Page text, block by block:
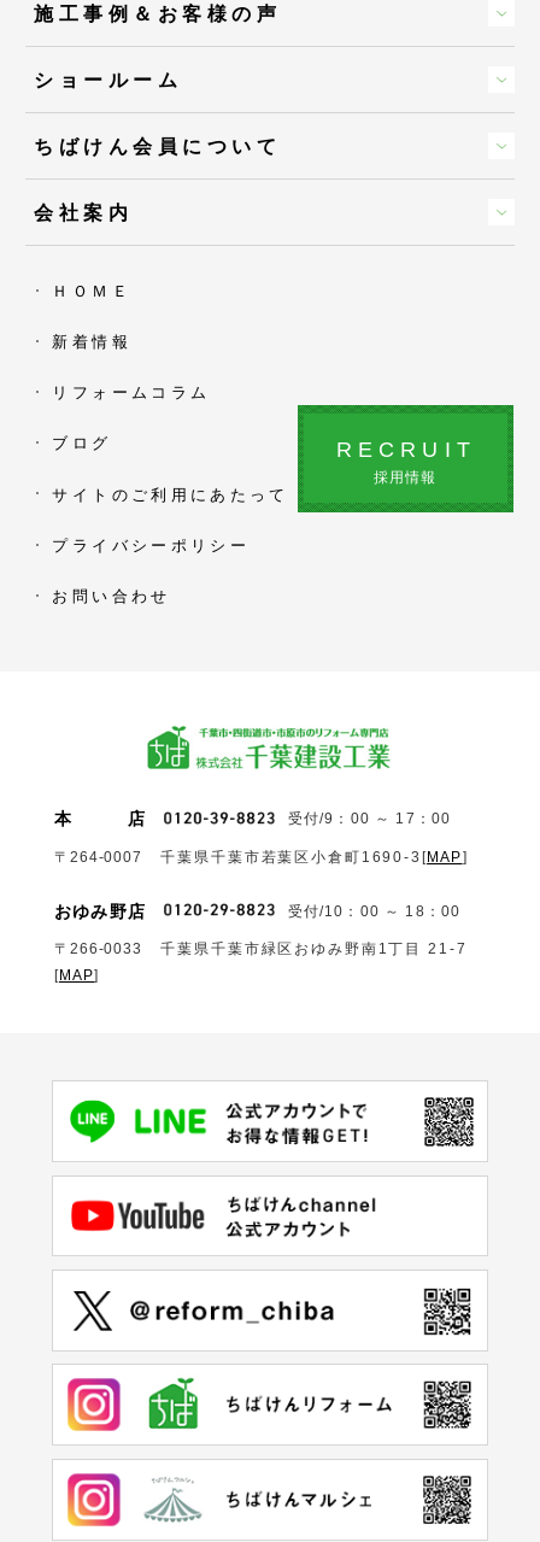
施工事例＆お客様の声
ショールーム
ちばけん会員について
会社案内
ＨＯＭＥ
新着情報
リフォームコラム
ブログ
サイトのご利用にあたって
プライバシーポリシー
お問い合わせ
RECRUIT
採用情報
本 店 受付/9：00 ～ 17：00
〒264-0007 千葉県千葉市若葉区小倉町1690‐3 [MAP]
おゆみ野店 受付/10：00 ～ 18：00
〒266-0033
千葉県千葉市緑区おゆみ野南1丁目 21-7
[MAP]